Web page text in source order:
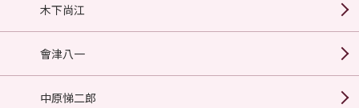
木下尚江
會津八一
中原悌二郎